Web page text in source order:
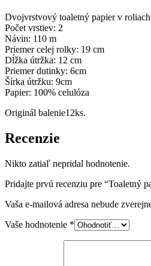
Dvojvrstvový toaletný papier v
Počet vrstiev: 2
Návin: 110 m
Priemer celej rolky: 19 cm
Dĺžka útržka: 12 cm
Priemer dutinky: 6cm
Šírka útržku: 9cm
Papier: 100% celulóza
Originál balenie12ks.
Recenzie
Nikto zatiaľ nepridal hodnotenie.
Pridajte prvú recenziu pre “Toaletný
Vaša e-mailová adresa nebude
Vaše hodnotenie *